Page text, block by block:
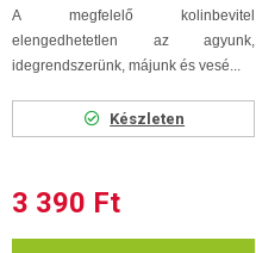
A megfelelő kolinbevitel
elengedhetetlen az agyunk,
idegrendszerünk, májunk és vesé...
Készleten
3 390 Ft